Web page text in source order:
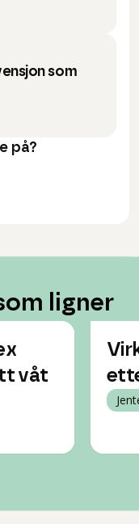
som
på?
ligner
våt